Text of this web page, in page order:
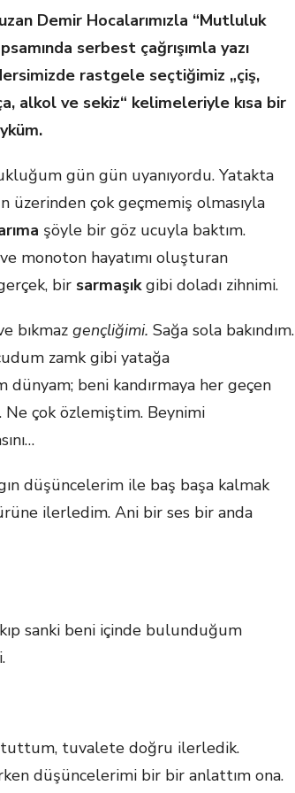
Demir Hocalarımızla “Mutluluk
serbest çağrışımla yazı
rastgele seçtiğimiz „çiş,
alkol ve sekiz“ kelimeleriyle kısa bir
gün gün uyanıyordu. Yatakta
üzerinden çok geçmemiş olmasıyla
şöyle bir göz ucuyla baktım.
monoton hayatımı oluşturan
bir sarmaşıkgibi doladı zihnimi.
bıkmaz gençliğimi. Sağa sola bakındım.
zamk gibi yatağa
dünyam; beni kandırmaya her geçen
Ne çok özlemiştim. Beynimi
düşüncelerim ile baş başa kalmak
ilerledim. Ani bir ses bir anda
sanki beni içinde bulunduğum
tuttum, tuvalete doğru ilerledik.
düşüncelerimi bir bir anlattım ona.